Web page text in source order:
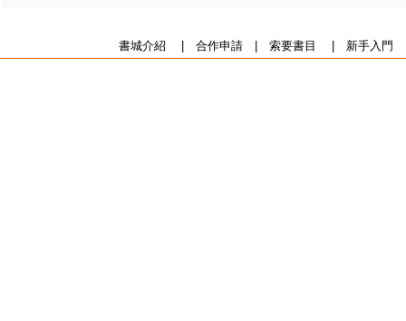
書城介紹 合作申請| 索要書目 新手入門